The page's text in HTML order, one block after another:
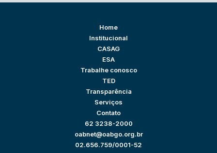
Home
Institucional
CASAG
ESA
Trabalhe conosco
TED
Transparência
Serviços
Contato
62 3238-2000
oabnet@oabgo.org.br
02.656.759/0001-52